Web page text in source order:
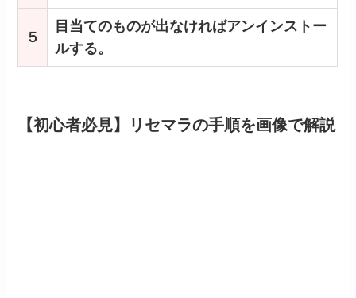
５
目当てのものが出なければアンインストー
ルする。
【初心者必見】リセマラの手順を画像で解説